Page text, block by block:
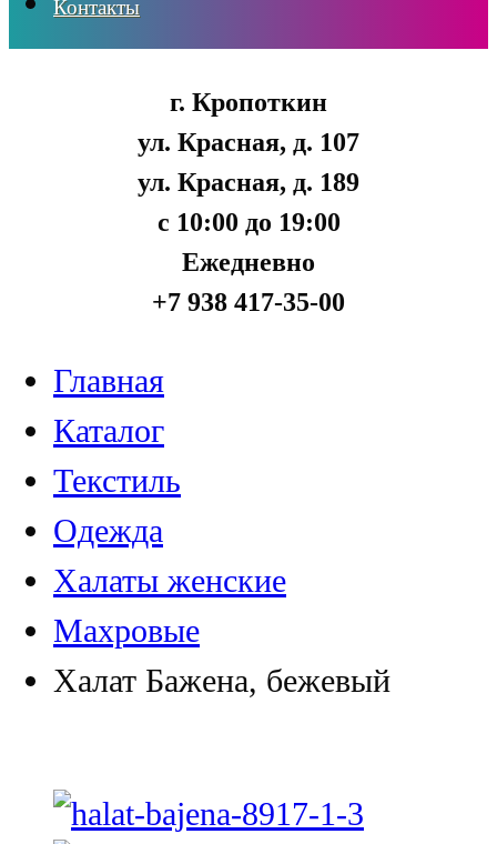
Контакты
г. Кропоткин
ул. Красная, д. 107
ул. Красная, д. 189
с 10:00 до 19:00
Ежедневно
+7 938 417-35-00
Главная
Каталог
Текстиль
Одежда
Халаты женские
Махровые
Халат Бажена, бежевый